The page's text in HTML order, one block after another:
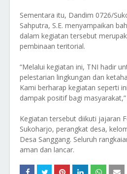
Sementara itu, Dandim 0726/
Sahputra, S.E. menyampaikan
dalam kegiatan tersebut
pembinaan teritorial.
“Melalui kegiatan ini, TNI hadir
pelestarian lingkungan dan
Kami berharap kegiatan seperti
dampak positif bagi
Kegiatan tersebut diikuti jajaran
Sukoharjo, perangkat desa,
Desa Sanggang. Seluruh
aman dan lancar.